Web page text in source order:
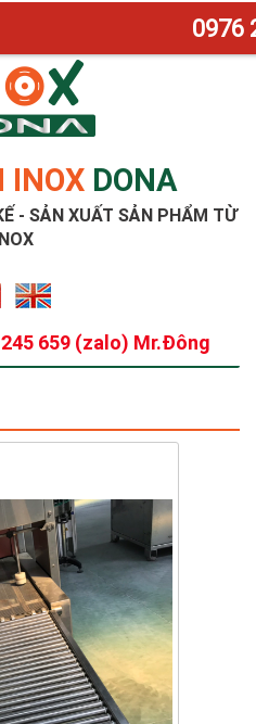
INOX DONA
- SẢN XUẤT SẢN PHẨM TỪ
659 (zalo) Mr.Đông
0976